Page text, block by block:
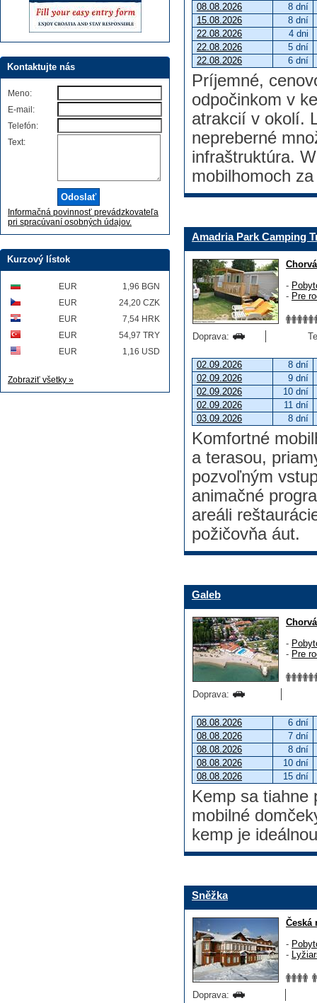
08.08.2026
8 dní
15.08.2026
8 dní
22.08.2026
4 dni
22.08.2026
5 dní
22.08.2026
6 dní
Príjemné,
odpočinkom v
atrakcií v okolí.
nepreberné
infraštruktúra.
mobilhomoch
Amadria Park Camping
-
- Pre
Doprava:
02.09.2026
8 dní
02.09.2026
9 dní
02.09.2026
10 dní
02.09.2026
11 dní
03.09.2026
8 dní
Komfortné
a terasou,
pozvoľným
animačné
areáli
požičovňa áut.
Galeb
-
- Pre
Doprava:
08.08.2026
6 dní
08.08.2026
7 dní
08.08.2026
8 dní
08.08.2026
10 dní
08.08.2026
15 dní
Kemp sa tiahne
mobilné
kemp je
Sněžka
Česká
-
-
Doprava:
Kontaktujte nás
Meno:
E-mail:
Telefón:
Text:
Informačná povinnosť prevádzkovateľa
pri spracúvaní osobných údajov.
Kurzový lístok
EUR
1,96 BGN
EUR
24,20 CZK
EUR
7,54 HRK
EUR
54,97 TRY
EUR
1,16 USD
Zobraziť všetky »